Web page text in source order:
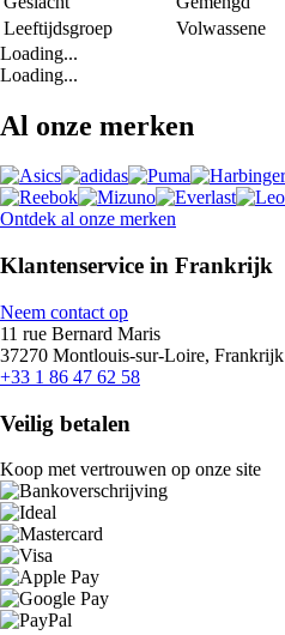
Leeftijdsgroep
Volwassene
Loading...
Loading...
Al onze merken
Ontdek al onze merken
Klantenservice in Frankrijk
Neem contact op
11 rue Bernard Maris
37270 Montlouis-sur-Loire, Frankrijk
+33 1 86 47 62 58
Veilig betalen
Koop met vertrouwen op onze site